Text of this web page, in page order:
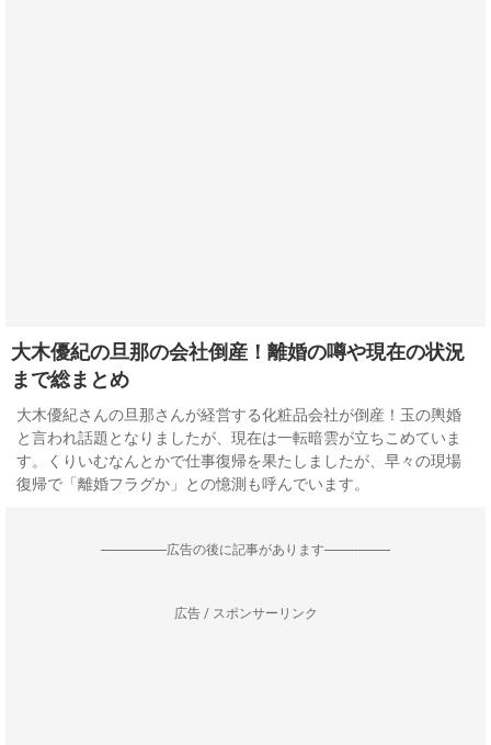
大木優紀の旦那の会社倒産！離婚の噂や現在の状況
まで総まとめ
大木優紀さんの旦那さんが経営する化粧品会社が倒産！玉の輿婚
と言われ話題となりましたが、現在は一転暗雲が立ちこめていま
す。くりいむなんとかで仕事復帰を果たしましたが、早々の現場
復帰で「離婚フラグか」との憶測も呼んでいます。
--------------------広告の後に記事があります--------------------
広告 / スポンサーリンク